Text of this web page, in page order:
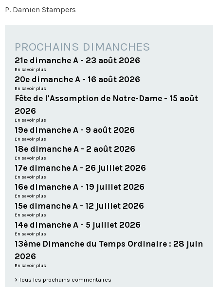
P. Damien Stampers
PROCHAINS DIMANCHES
21e dimanche A - 23 août 2026
En savoir plus
20e dimanche A - 16 août 2026
En savoir plus
Fête de l'Assomption de Notre-Dame - 15 août
2026
En savoir plus
19e dimanche A - 9 août 2026
En savoir plus
18e dimanche A - 2 août 2026
En savoir plus
17e dimanche A - 26 juillet 2026
En savoir plus
16e dimanche A - 19 juillet 2026
En savoir plus
15e dimanche A - 12 juillet 2026
En savoir plus
14e dimanche A - 5 juillet 2026
En savoir plus
13ème Dimanche du Temps Ordinaire : 28 juin
2026
En savoir plus
Tous les prochains commentaires